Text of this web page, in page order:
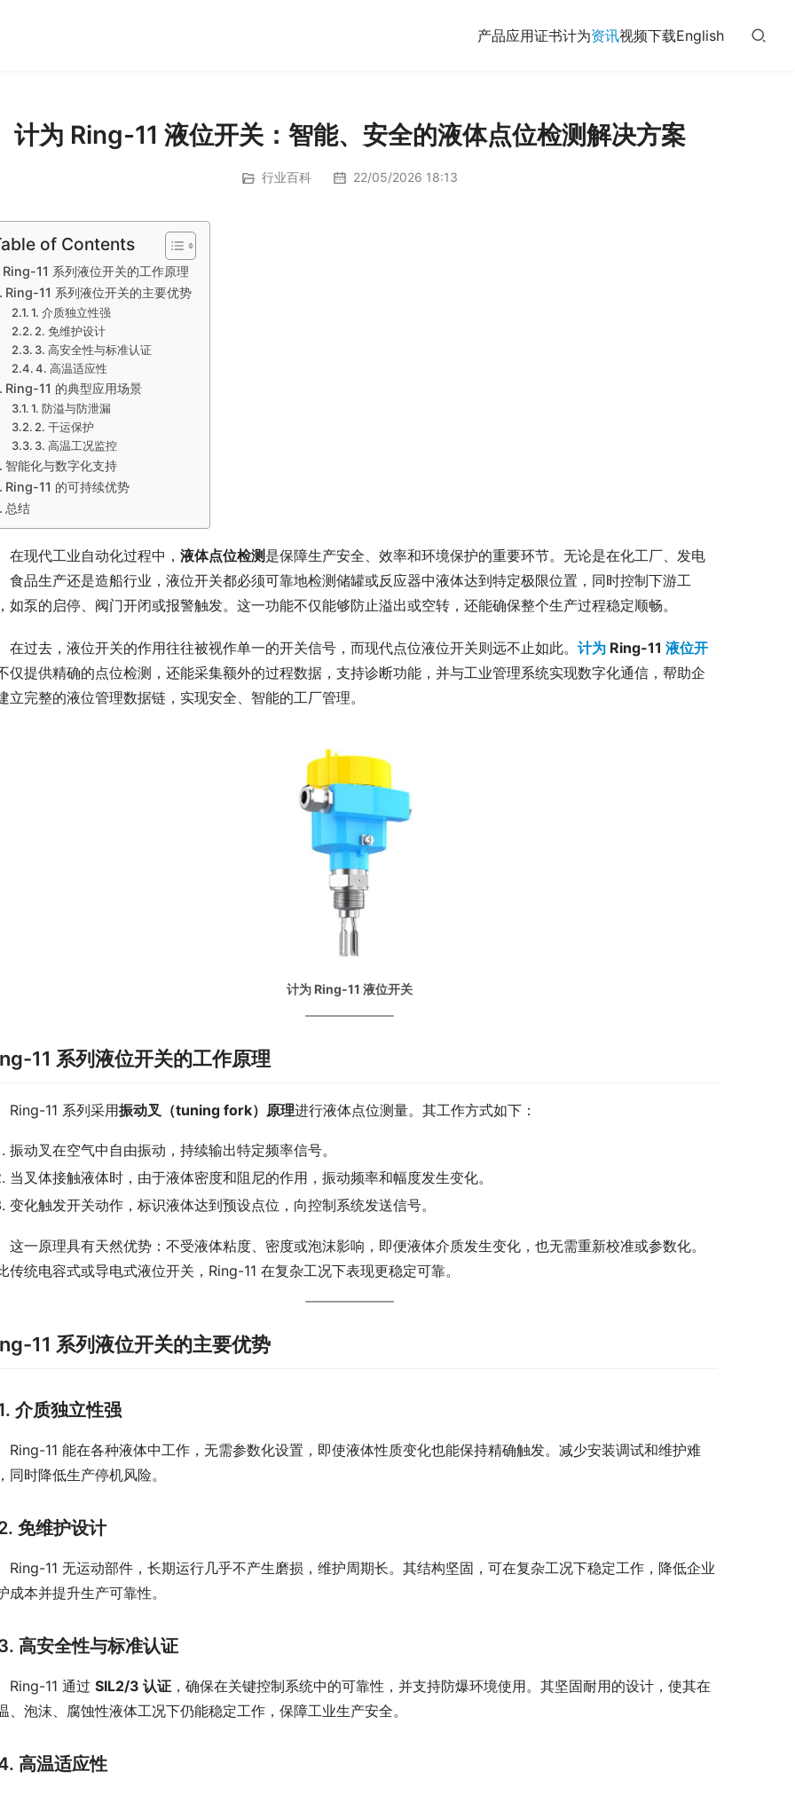
产品应用证书计为资讯视频下载English
计为 Ring-11 液位开关：智能、安全的液体点位检测解决方案
行业百科 22/05/2026 18:13
of Contents
Ring-11 系列液位开关的工作原理
Ring-11 系列液位开关的主要优势
1. 介质独立性强
2. 免维护设计
3. 高安全性与标准认证
4. 高温适应性
Ring-11 的典型应用场景
1. 防溢与防泄漏
2. 干运保护
3. 高温工况监控
智能化与数字化支持
Ring-11 的可持续优势
总结
代工业自动化过程中， 液体点位检测是保障生产安全、效率和环境保护的重要环节。无论是在化工厂、发电
食品生产还是造船行业，液位开关都必须可靠地检测储罐或反应器中液体达到特定极限位置，同时控制下游工
如泵的启停、阀门开闭或报警触发。这一功能不仅能够防止溢出或空转，还能确保整个生产过程稳定顺畅。
去，液位开关的作用往往被视作单一的开关信号，而现代点位液位开关则远不止如此。 计为 Ring-11 液位开
仅提供精确的点位检测，还能采集额外的过程数据，支持诊断功能，并与工业管理系统实现数字化通信，帮助企
立完整的液位管理数据链，实现安全、智能的工厂管理。
计为 Ring-11 液位开关
11 系列液位开关的工作原理
11 系列采用振动叉（tuning fork）原理进行液体点位测量。其工作方式如下：
振动叉在空气中自由振动，持续输出特定频率信号。
当叉体接触液体时，由于液体密度和阻尼的作用，振动频率和幅度发生变化。
变化触发开关动作，标识液体达到预设点位，向控制系统发送信号。
原理具有天然优势：不受液体粘度、密度或泡沫影响，即便液体介质发生变化，也无需重新校准或参数化。
传统电容式或导电式液位开关，Ring-11 在复杂工况下表现更稳定可靠。
11 系列液位开关的主要优势
介质独立性强
11 能在各种液体中工作，无需参数化设置，即使液体性质变化也能保持精确触发。减少安装调试和维护难
同时降低生产停机风险。
免维护设计
11 无运动部件，长期运行几乎不产生磨损，维护周期长。其结构坚固，可在复杂工况下稳定工作，降低企业
成本并提升生产可靠性。
高安全性与标准认证
11 通过 SIL2/3 认证 ，确保在关键控制系统中的可靠性，并支持防爆环境使用。其坚固耐用的设计，使其在
、泡沫、腐蚀性液体工况下仍能稳定工作，保障工业生产安全。
高温适应性